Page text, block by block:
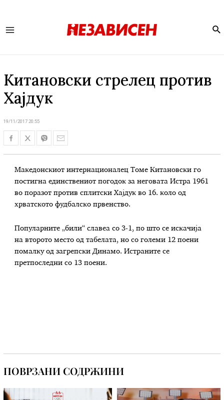
Китановски стрелец против
Хајдук
19/11/2017 20:55
Македонскиот интернационалец Томе Китановски го
постигна единствениот погодок за неговата Истра 1961
во поразот против сплитски Хајдук во 16. коло од
хрватското фудбалско првенство.
Популарните „били“ славеа со 3-1, по што се искачија
на второто место од табелата, но со големи 12 поени
помалку од загрепски Динамо. Истраните се
претпоследни со 13 поени.
ПОВРЗАНИ СОДРЖИНИ